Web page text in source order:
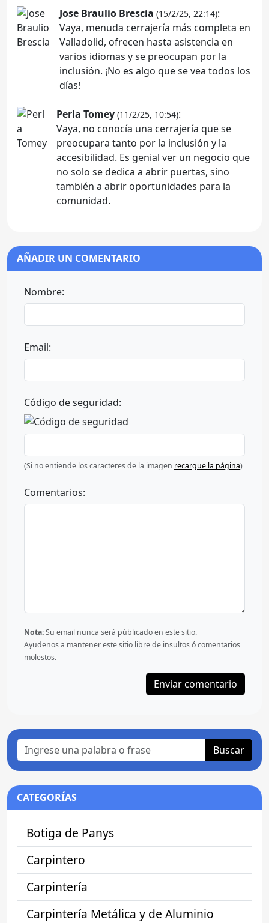
Jose Braulio Brescia (15/2/25, 22:14):
Vaya, menuda cerrajería más completa en
Valladolid, ofrecen hasta asistencia en
varios idiomas y se preocupan por la
inclusión. ¡No es algo que se vea todos los
días!
Perla Tomey (11/2/25, 10:54):
Vaya, no conocía una cerrajería que se
preocupara tanto por la inclusión y la
accesibilidad. Es genial ver un negocio que
no solo se dedica a abrir puertas, sino
también a abrir oportunidades para la
comunidad.
AÑADIR UN COMENTARIO
Nombre:
Email:
Código de seguridad:
(Si no entiende los caracteres de la imagen recargue la página)
Comentarios:
Nota:Su email nunca será públicado en este sitio.
Ayudenos a mantener este sitio libre de insultos ó comentarios
molestos.
Buscar
CATEGORÍAS
Botiga de Panys
Carpintero
Carpintería
Carpintería Metálica y de Aluminio